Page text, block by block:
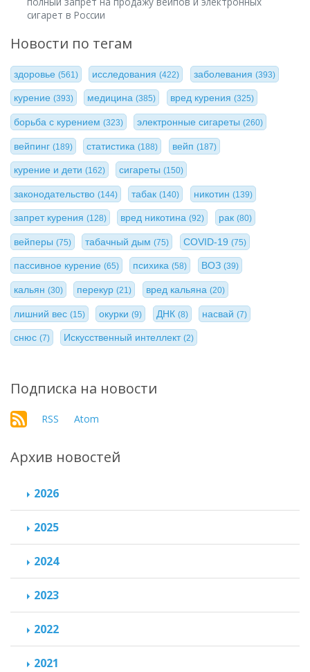
сигарет в России
Новости по тегам
здоровье (561) исследования(422) заболевания (393)
курение (393) медицина(385) вред курения (325)
борьба с курением (323) электронные сигареты(260)
вейпинг (189) статистика(188) вейп (187)
курение и дети (162) сигареты(150)
законодательство (144) табак(140) никотин (139)
запрет курения (128) вред никотина(92) рак (80)
вейперы (75) табачный дым(75) COVID-19 (75)
пассивное курение (65) психика(58) ВОЗ (39)
кальян (30) перекур(21) вред кальяна (20)
лишний вес (15) окурки(9) ДНК (8) насвай(7)
снюс (7) Искусственный интеллект(2)
Подписка на новости
RSS Atom
Архив новостей
2026
2025
2024
2023
2022
2021